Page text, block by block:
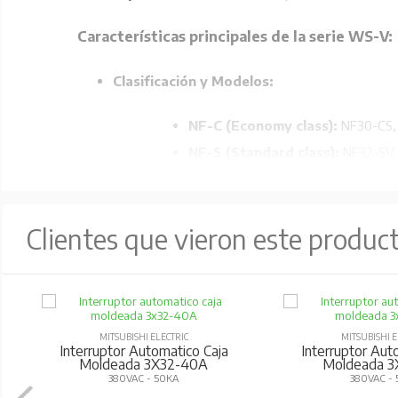
Características principales de la serie WS-V:
Clasificación y Modelos:
NF-C (Economy class): NF30-
Compacto y estandarizado:Diseño
Compatibilidad AC/DC:
Los modelos de
Comunicaciones inteligentes:
real.
Materiales reciclables:
Fabricados con
Clientes que vieron este
MITSUBISHI ELECTRIC
Interruptor Automatico Caja
Moldeada 3X32-40A
380VAC - 50KA
MITSUBISHI
Interruptor
Moldeada
380VAC -